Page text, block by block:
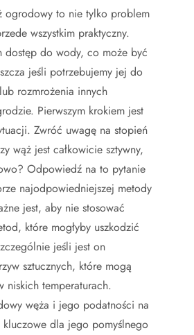
ogrodowy to nie tylko problem
wszystkim praktyczny.
dostęp do wody, co może być
jeśli potrzebujemy jej do
rozmrożenia innych
Pierwszym krokiem jest
Zwróć uwagę na stopień
wąż jest całkowicie sztywny,
Odpowiedź na to pytanie
najodpowiedniejszej metody
jest, aby nie stosować
które mogłyby uszkodzić
jeśli jest on
sztucznych, które mogą
niskich temperaturach.
węża i jego podatności na
kluczowe dla jego pomyślnego